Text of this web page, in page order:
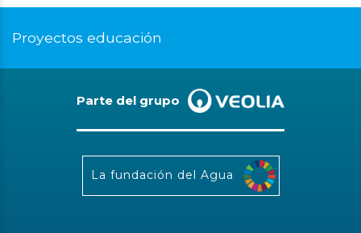
Proyectos educación
Parte del grupo
La fundación del Agua